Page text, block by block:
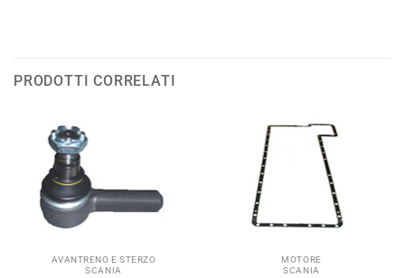
PRODOTTI CORRELATI
AVANTRENO E STERZO
SCANIA
MOTORE
SCANIA